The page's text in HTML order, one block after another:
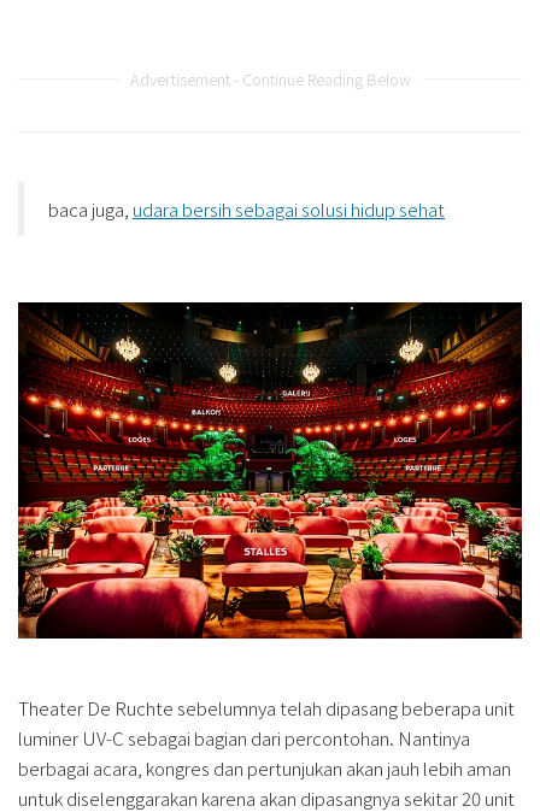
Advertisement - Continue Reading Below
baca juga, udara bersih sebagai solusi hidup sehat
Theater De Ruchte sebelumnya telah dipasang beberapa unit
luminer UV-C sebagai bagian dari percontohan. Nantinya
berbagai acara, kongres dan pertunjukan akan jauh lebih aman
untuk diselenggarakan karena akan dipasangnya sekitar 20 unit